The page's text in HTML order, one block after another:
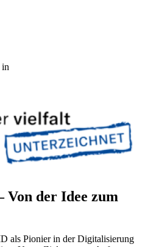
Von der Idee zum
als Pionier in der Digitalisierung